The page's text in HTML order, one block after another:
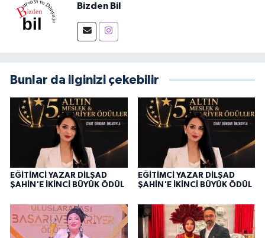
Bizden Bil
Bunlar da ilginizi çekebilir
EĞİTİMCİ YAZAR DİLŞAD
ŞAHİN'E İKİNCİ BÜYÜK ÖDÜL
EĞİTİMCİ YAZAR DİLŞAD
ŞAHİN'E İKİNCİ BÜYÜK ÖDÜL